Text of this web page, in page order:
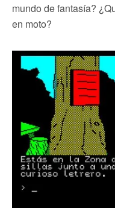
mundo de fantasía?
en moto?